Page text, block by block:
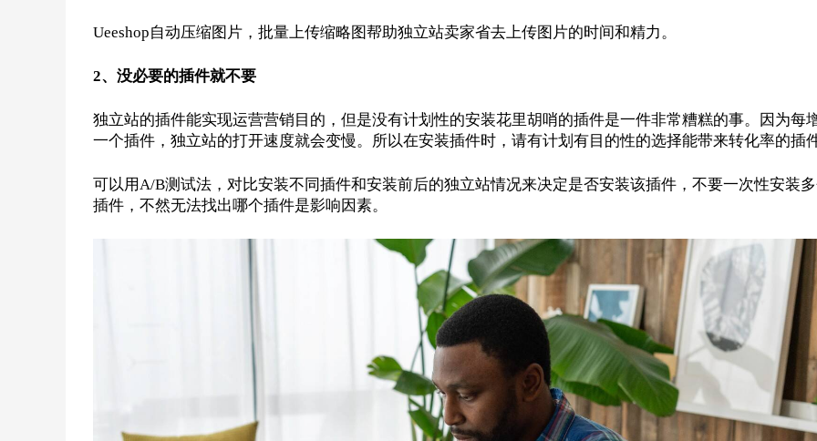
Ueeshop自动压缩图片，批量上传缩略图帮助独立站卖家省去上传图片的时间和精力。
2、没必要的插件就不要
独立站的插件能实现运营营销目的，但是没有计划性的安装花里胡哨的插件是一件非常糟糕的事。因为每
一个插件，独立站的打开速度就会变慢。所以在安装插件时，请有计划有目的性的选择能带来转化率的插
可以用A/B测试法，对比安装不同插件和安装前后的独立站情况来决定是否安装该插件，不要一次性安装
插件，不然无法找出哪个插件是影响因素。